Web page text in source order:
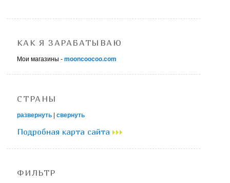
КАК Я ЗАРАБАТЫВАЮ
Мои магазины -mooncoocoo.com
СТРАНЫ
развернуть |свернуть
Подробная карта сайта
ФИЛЬТР